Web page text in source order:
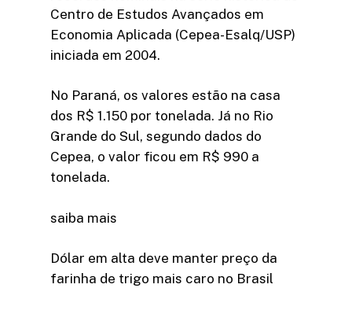
Centro de Estudos Avançados em
Economia Aplicada (Cepea-Esalq/USP)
iniciada em 2004.
No Paraná, os valores estão na casa
dos R$ 1.150 por tonelada. Já no Rio
Grande do Sul, segundo dados do
Cepea, o valor ficou em R$ 990 a
tonelada.
saiba mais
Dólar em alta deve manter preço da
farinha de trigo mais caro no Brasil